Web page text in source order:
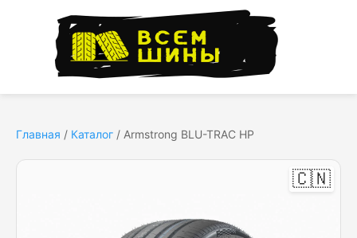
Главная / Каталог / Armstrong BLU-TRAC HP
🇨🇳